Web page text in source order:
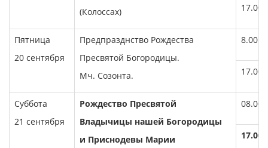
(Колоссах)
17.00
Пятница
20 сентября
Предпразднство Рождества
Пресвятой Богородицы.
Мч. Созонта.
8.00
17.00
Суббота
21 сентября
Рождество Пресвятой
Владычицы нашей Богородицы
и Приснодевы Марии
08.00
17.00